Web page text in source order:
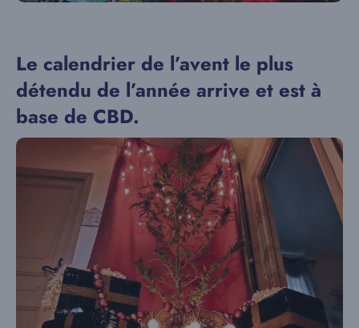
Le calendrier de l’avent le plus
détendu de l’année arrive et est à
base de CBD.